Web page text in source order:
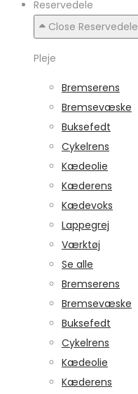
Reservedele
Close Reservedele
Pleje
Bremserens
Bremsevæske
Buksefedt
Cykelrens
Kædeolie
Kæderens
Kædevoks
Lappegrej
Værktøj
Se alle
Bremserens
Bremsevæske
Buksefedt
Cykelrens
Kædeolie
Kæderens